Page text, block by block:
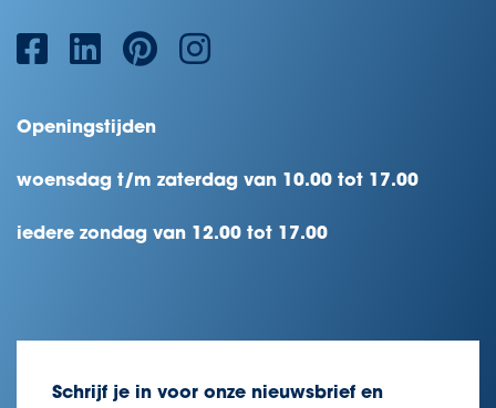
Openingstijden
woensdag t/m zaterdag van 10.00 tot 17.00
iedere zondag van 12.00 tot 17.00
Schrijf je in voor onze nieuwsbrief en